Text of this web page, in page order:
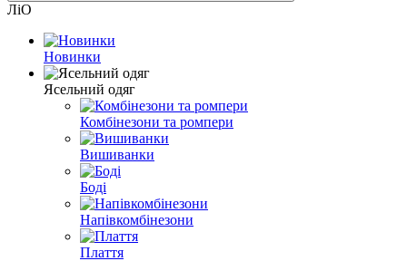
ЛіО
Новинки
Ясельний одяг
Комбінезони та ромпери
Вишиванки
Боді
Напівкомбінезони
Плаття